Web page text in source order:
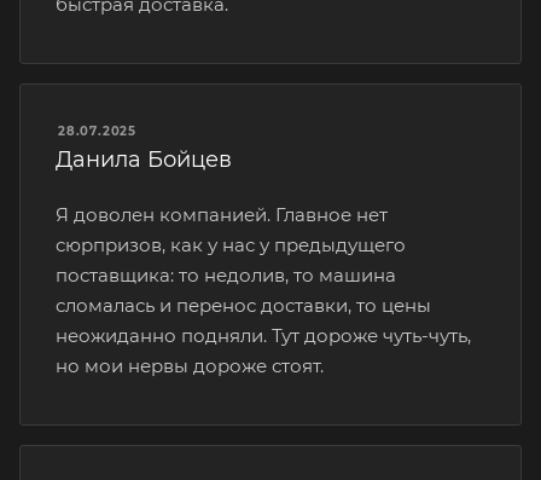
28.07.2025
Данила Бойцев
Я доволен компанией. Главное нет
сюрпризов, как у нас у предыдущего
поставщика: то недолив, то машина
сломалась и перенос доставки, то цены
неожиданно подняли. Тут дороже чуть-чуть,
но мои нервы дороже стоят.